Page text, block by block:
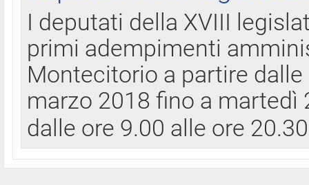
I deputati della XVIII
primi adempimenti
Montecitorio a partire
marzo 2018 fino a
dalle ore 9.00 alle ore